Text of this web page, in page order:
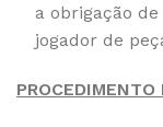
a obrigação
jogador de
PROCEDIMENTO